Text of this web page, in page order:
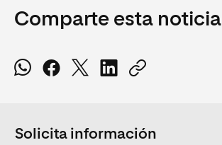
Comparte esta noticia
Solicita información